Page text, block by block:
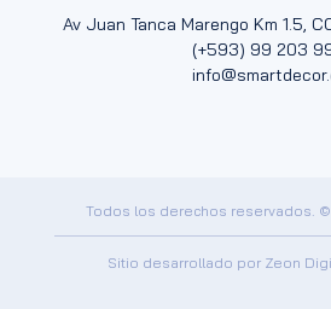
Av Juan Tanca Marengo Km 1.5,
(+593) 99 203
Sitio desarrollado por Zeon
Todos los derechos reservados.